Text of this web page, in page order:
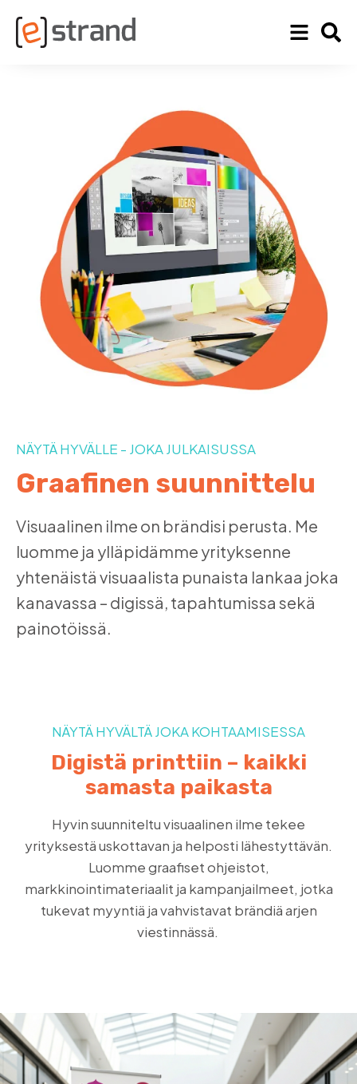
NÄYTÄ HYVÄLLE - JOKA JULKAISUSSA
Graafinen suunnittelu
Visuaalinen ilme on brändisi perusta. Me
luomme ja ylläpidämme yrityksenne
yhtenäistä visuaalista punaista lankaa joka
kanavassa – digissä, tapahtumissa sekä
painotöissä.
NÄYTÄ HYVÄLTÄ JOKA KOHTAAMISESSA
Digistä printtiin – kaikki
samasta paikasta
Hyvin suunniteltu visuaalinen ilme tekee
yrityksestä uskottavan ja helposti lähestyttävän.
Luomme graafiset ohjeistot,
markkinointimateriaalit ja kampanjailmeet, jotka
tukevat myyntiä ja vahvistavat brändiä arjen
viestinnässä.